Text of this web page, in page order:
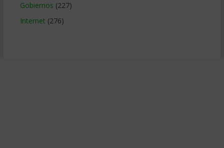
Gobiernos (227)
Internet (276)